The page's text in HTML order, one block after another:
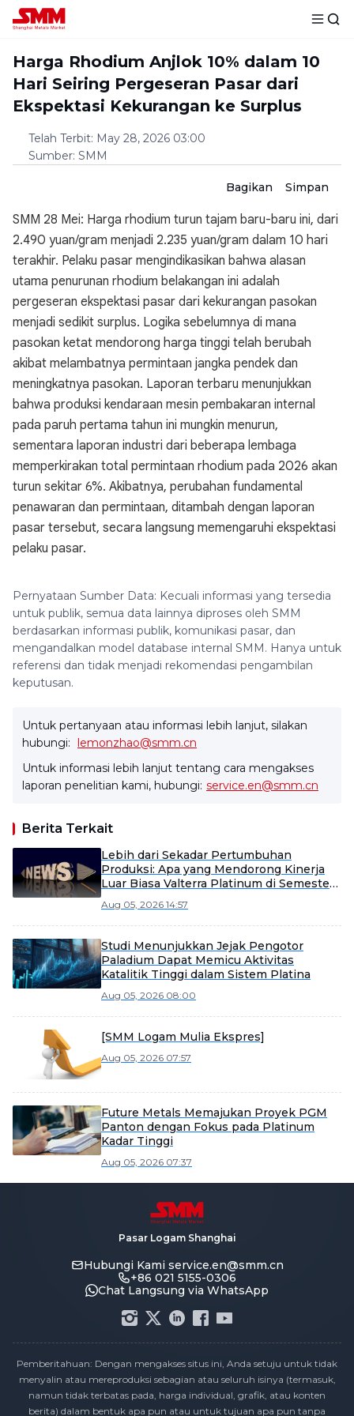
Harga Rhodium Anjlok 10% dalam 10
Hari Seiring Pergeseran Pasar dari
Ekspektasi Kekurangan ke Surplus
Telah Terbit: May 28, 2026 03:00
Sumber: SMM
Bagikan Simpan
SMM 28 Mei: Harga rhodium turun tajam baru-baru ini, dari
2.490 yuan/gram menjadi 2.235 yuan/gram dalam 10 hari
terakhir. Pelaku pasar mengindikasikan bahwa alasan
utama penurunan rhodium belakangan ini adalah
pergeseran ekspektasi pasar dari kekurangan pasokan
menjadi sedikit surplus. Logika sebelumnya di mana
pasokan ketat mendorong harga tinggi telah berubah
akibat melambatnya permintaan jangka pendek dan
meningkatnya pasokan. Laporan terbaru menunjukkan
bahwa produksi kendaraan mesin pembakaran internal
pada paruh pertama tahun ini mungkin menurun,
sementara laporan industri dari beberapa lembaga
memperkirakan total permintaan rhodium pada 2026 akan
turun sekitar 6%. Akibatnya, perubahan fundamental
penawaran dan permintaan, ditambah dengan laporan
pasar tersebut, secara langsung memengaruhi ekspektasi
pelaku pasar.
Pernyataan Sumber Data: Kecuali informasi yang tersedia
untuk publik, semua data lainnya diproses oleh SMM
berdasarkan informasi publik, komunikasi pasar, dan
mengandalkan model database internal SMM. Hanya untuk
referensi dan tidak menjadi rekomendasi pengambilan
keputusan.
Untuk pertanyaan atau informasi lebih lanjut, silakan
hubungi: lemonzhao@smm.cn
Untuk informasi lebih lanjut tentang cara mengakses
laporan penelitian kami, hubungi: service.en@smm.cn
Berita Terkait
Lebih dari Sekadar Pertumbuhan
Produksi: Apa yang Mendorong Kinerja
Luar Biasa Valterra Platinum di Semester
Aug 05, 2026 14:57
Studi Menunjukkan Jejak Pengotor
Paladium Dapat Memicu Aktivitas
Katalitik Tinggi dalam Sistem Platina
Aug 05, 2026 08:00
[SMM Logam Mulia Ekspres]
Aug 05, 2026 07:57
Future Metals Memajukan Proyek PGM
Panton dengan Fokus pada Platinum
Kadar Tinggi
Aug 05, 2026 07:37
Pasar Logam Shanghai
Hubungi Kami service.en@smm.cn
+86 021 5155-0306
Chat Langsung via WhatsApp
Pemberitahuan: Dengan mengakses situs ini, Anda setuju untuk tidak
menyalin atau mereproduksi sebagian atau seluruh isinya (termasuk,
namun tidak terbatas pada, harga individual, grafik, atau konten
berita) dalam bentuk apa pun atau untuk tujuan apa pun tanpa